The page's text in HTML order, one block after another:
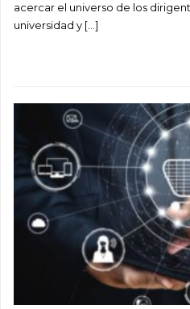
acercar el universo de los
universidad y […]